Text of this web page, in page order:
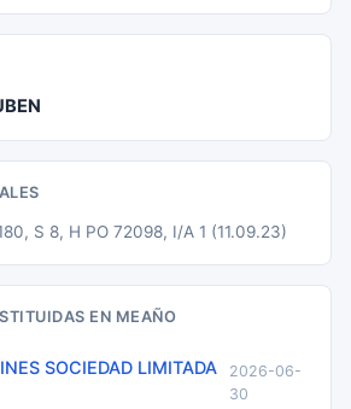
S 8, H PO 72098, I/A 1 (11.09.23)
EN MEAÑO
SOCIEDAD LIMITADA
2026-06-
30